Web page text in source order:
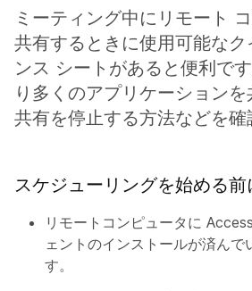
ミーティング中にリモート
共有するときに使用可能な
ンス シートがあると便利で
り多くのアプリケーションを
共有を停止する方法などを確
スケジューリングを始める前
リモートコンピュータに
ェントのインストールが済んで
す。